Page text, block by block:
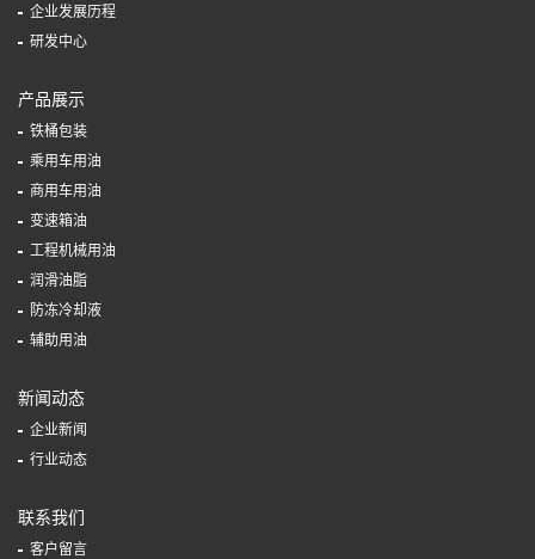
企业发展历程
研发中心
产品展示
铁桶包装
乘用车用油
商用车用油
变速箱油
工程机械用油
润滑油脂
防冻冷却液
辅助用油
新闻动态
企业新闻
行业动态
联系我们
客户留言